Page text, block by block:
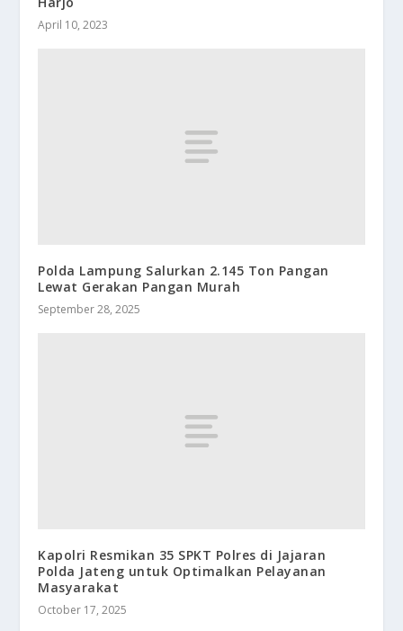
April 10, 2023
Polda Lampung Salurkan 2.145 Ton Pangan
Lewat Gerakan Pangan Murah
September 28, 2025
Kapolri Resmikan 35 SPKT Polres di Jajaran
Polda Jateng untuk Optimalkan Pelayanan
Masyarakat
October 17, 2025